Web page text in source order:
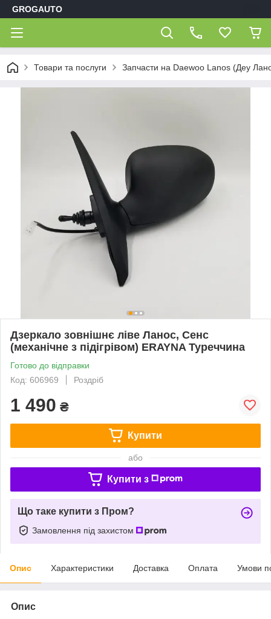
GROGAUTO
Товари та послуги Запчасти на Daewoo Lanos (Деу
Дзеркало зовнішнє ліве Ланос, Сенс
(механічне з підігрівом) ERAYNA Туреччина
Готово до відправки
Код: 606969
Роздріб
1 490 ₴
Купити
або
Купити з
Що таке купити з Пром?
Замовлення під захистом
Опис Характеристики Доставка Оплата Умови
Опис